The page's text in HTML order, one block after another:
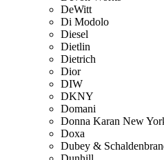
DeWitt
Di Modolo
Diesel
Dietlin
Dietrich
Dior
DIW
DKNY
Domani
Donna Karan New
Doxa
Dubey &